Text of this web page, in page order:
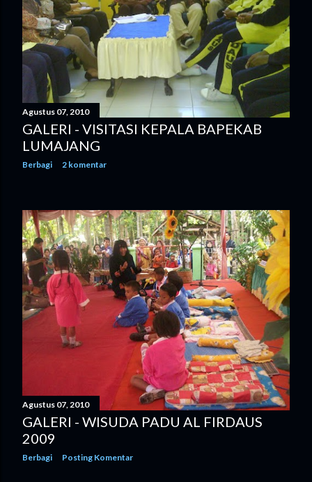
Agustus 07, 2010
GALERI - VISITASI KEPALA BAPEKAB
LUMAJANG
Berbagi 2 komentar
Agustus 07, 2010
GALERI - WISUDA PADU AL FIRDAUS
2009
Berbagi Posting Komentar